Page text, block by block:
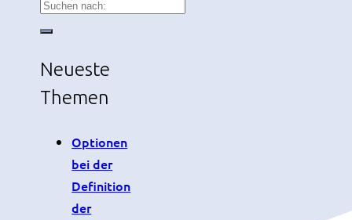
Neueste
Themen
Optionen
bei der
Definition
der